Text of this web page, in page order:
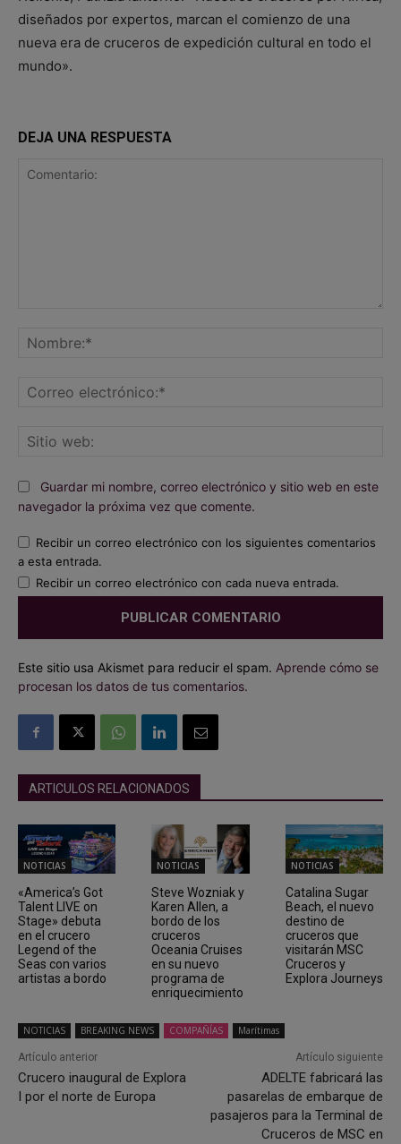
diseñados por expertos, marcan el comienzo de una
nueva era de cruceros de expedición cultural en todo el
mundo».
DEJA UNA RESPUESTA
Guardar mi nombre, correo electrónico y sitio web en este
navegador la próxima vez que comente.
Recibir un correo electrónico con los siguientes comentarios
a esta entrada.
Recibir un correo electrónico con cada nueva entrada.
Este sitio usa Akismet para reducir el spam. Aprende cómo se
procesan los datos de tus comentarios.
ARTICULOS RELACIONADOS
NOTICIAS
«America’s Got
Talent LIVE on
Stage» debuta
en el crucero
Legend of the
Seas con varios
artistas a bordo
NOTICIAS
Steve Wozniak y
Karen Allen, a
bordo de los
cruceros
Oceania Cruises
en su nuevo
programa de
enriquecimiento
NOTICIAS
Catalina Sugar
Beach, el nuevo
destino de
cruceros que
visitarán MSC
Cruceros y
Explora Journeys
NOTICIAS BREAKING NEWS COMPAÑÍAS Marítimas
Artículo anterior
Crucero inaugural de Explora
I por el norte de Europa
Artículo siguiente
ADELTE fabricará las
pasarelas de embarque de
pasajeros para la Terminal de
Cruceros de MSC en